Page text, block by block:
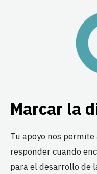
Marcar la
Tu apoyo nos
responder cuando
para el desarrollo de